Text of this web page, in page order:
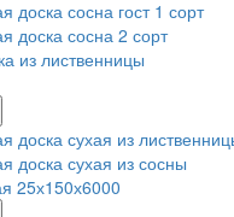
доска сосна гост 1 сорт
доска сосна 2 сорт
из лиственницы
доска сухая из
доска сухая из сосны
25х150х6000